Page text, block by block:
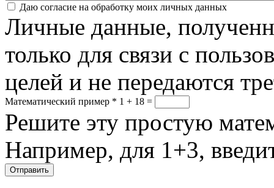
Соглашение*
Даю согласие на обработку моих личных данных
Личные данные,
только для связи с
целей и не передаются
Математический пример * 1 + 18 =
Решите эту простую
Например, для 1+3,